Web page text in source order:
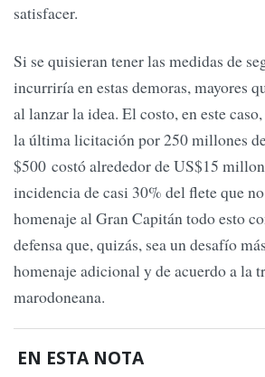
satisfacer.
Si se quisieran tener las medidas de
incurriría en estas demoras, mayores
al lanzar la idea. El costo, en este
la última licitación por 250 millones
$500 costó alrededor de US$15
incidencia de casi 30% del flete que
homenaje al Gran Capitán todo esto
defensa que, quizás, sea un desafío
homenaje adicional y de acuerdo a la
marodoneana.
EN ESTA NOTA